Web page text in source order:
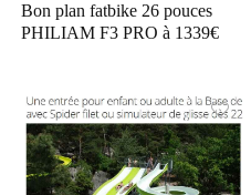
Bon plan fatbike 26 pouces
PHILIAM F3 PRO à 1339€